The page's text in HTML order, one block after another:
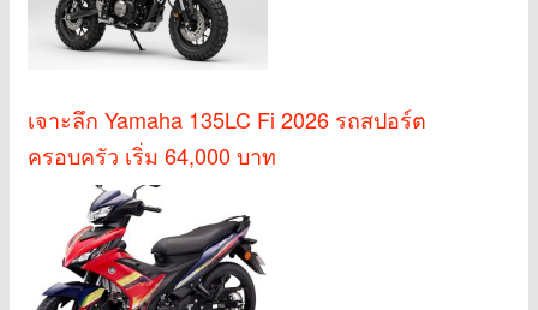
เจาะลึก Yamaha 135LC Fi 2026 รถสปอร์ต
ครอบครัว เริ่ม 64,000 บาท